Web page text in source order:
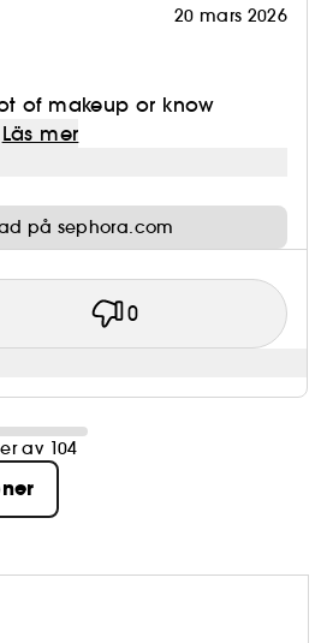
20 mars 2026
of makeup or know
Läs mer
på sephora.com
0
av 104